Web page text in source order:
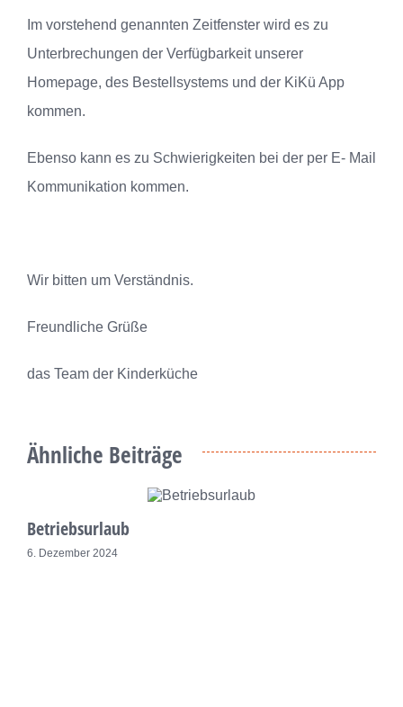
Im vorstehend genannten Zeitfenster wird es zu
Unterbrechungen der Verfügbarkeit unserer
Homepage, des Bestellsystems und der KiKü App
kommen.
Ebenso kann es zu Schwierigkeiten bei der per E- Mail
Kommunikation kommen.
Wir bitten um Verständnis.
Freundliche Grüße
das Team der Kinderküche
Ähnliche Beiträge
Betriebsurlaub
6. Dezember 2024